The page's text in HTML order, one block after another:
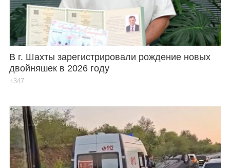
В г. Шахты зарегистрировали рождение новых
двойняшек в 2026 году
+347